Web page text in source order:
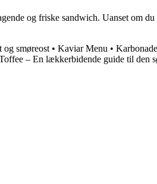
og friske sandwich. Uanset om
smøreost • Kaviar Menu •
– En lækkerbidende guide til den